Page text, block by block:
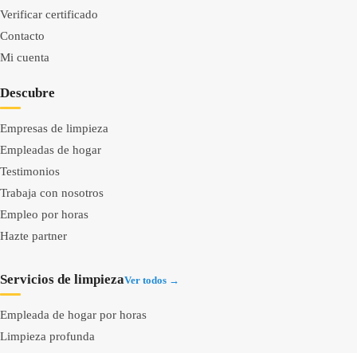
Verificar certificado
Contacto
Mi cuenta
Descubre
Empresas de limpieza
Empleadas de hogar
Testimonios
Trabaja con nosotros
Empleo por horas
Hazte partner
Servicios de limpiezaVer todos →
Empleada de hogar por horas
Limpieza profunda